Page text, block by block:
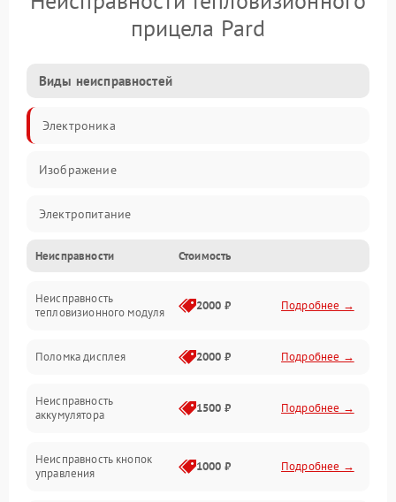
прицела Pard
Виды неисправностей
Электроника
Изображение
Электропитание
Измерения
Матрица
Неисправности Стоимость
Неисправность
тепловизионного модуля
2000 ₽ Подробнее →
Поломка дисплея 2000 ₽ Подробнее →
Неисправность
аккумулятора
1500 ₽ Подробнее →
Неисправность кнопок
управления
1000 ₽ Подробнее →